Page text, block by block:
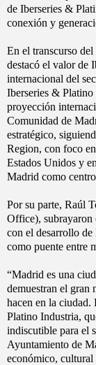
de Iberseries &
conexión y
En el transcurso
destacó el valor de
internacional del
Iberseries & Platino
proyección
Comunidad de
estratégico,
Region, con foco
Estados Unidos y
Madrid como
Por su parte, Raúl
Office), subrayaron
con el desarrollo
como puente entre
“Madrid es una
demuestran el gran
hacen en la
Platino Industria,
indiscutible para el
Ayuntamiento de
económico,